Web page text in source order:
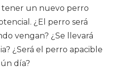
tener un nuevo perro
¿El perro será
vengan? ¿Se llevará
¿Será el perro apacible
día?